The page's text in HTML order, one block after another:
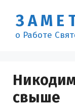
содержимому
о Работе
свыше